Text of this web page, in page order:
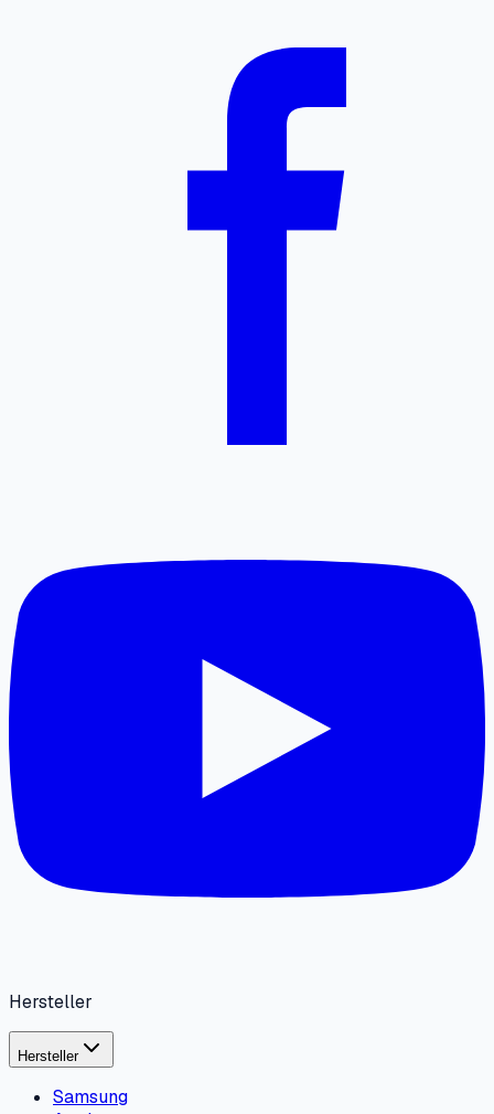
Hersteller
Hersteller
Samsung